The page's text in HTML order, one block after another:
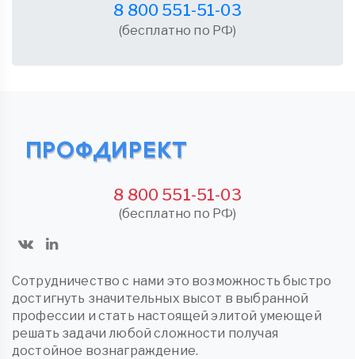
8 800 551-51-03
(бесплатно по РФ)
8 800 551-51-03
(бесплатно по РФ)
Сотрудничество с нами это возможность быстро
достигнуть значительных высот в выбранной
профессии и стать настоящей элитой умеющей
решать задачи любой сложности получая
достойное вознаграждение.